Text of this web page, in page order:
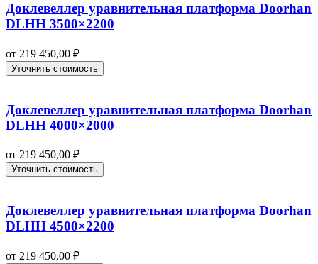
Доклевеллер уравнительная платформа Doorhan
DLHH 3500×2200
от 219 450,00 ₽
Уточнить стоимость
Доклевеллер уравнительная платформа Doorhan
DLHH 4000×2000
от 219 450,00 ₽
Уточнить стоимость
Доклевеллер уравнительная платформа Doorhan
DLHH 4500×2200
от 219 450,00 ₽